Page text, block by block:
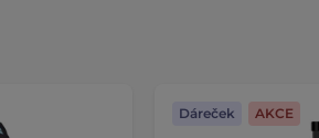
Dáreček AKCE